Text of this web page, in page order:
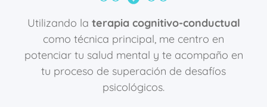
Utilizando la terapia cognitivo-conductual
como técnica principal, me centro en
potenciar tu salud mental y te acompaño en
tu proceso de superación de desafíos
psicológicos.